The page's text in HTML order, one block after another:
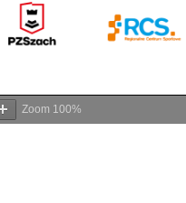
Zoom 100%